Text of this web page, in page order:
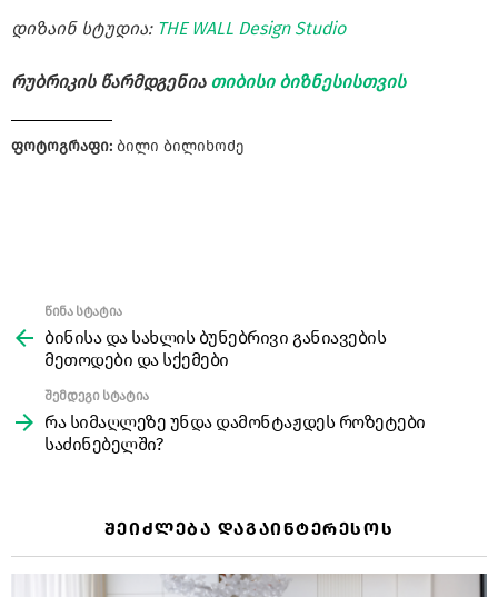
დიზაინ სტუდია: THE WALL Design Studio
რუბრიკის წარმდგენია თიბისი ბიზნესისთვის
ფოტოგრაფი: ბილი ბილიხოძე
more
წინა სტატია
ბინისა და სახლის ბუნებრივი განიავების
მეთოდები და სქემები
შემდეგი სტატია
რა სიმაღლეზე უნდა დამონტაჟდეს როზეტები
საძინებელში?
ᲨᲔᲘᲫᲚᲔᲑᲐ ᲓᲐᲒᲐᲘᲜᲢᲔᲠᲔᲡᲝᲡ